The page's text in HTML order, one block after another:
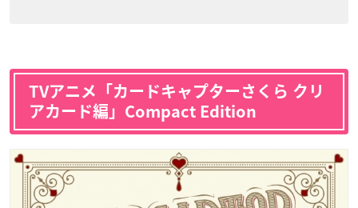
TVアニメ「カードキャプターさくら クリ
アカード編」Compact Edition